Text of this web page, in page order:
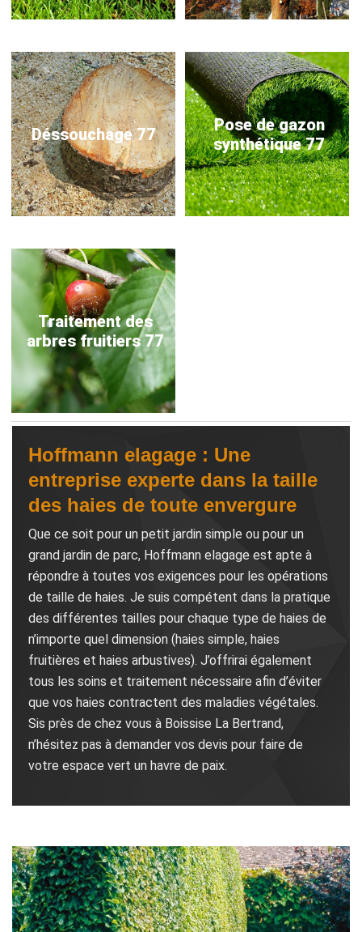
Déssouchage 77
Pose de gazon
synthétique 77
Traitement des
arbres fruitiers 77
Hoffmann elagage : Une
entreprise experte dans la taille
des haies de toute envergure
Que ce soit pour un petit jardin simple ou pour un
grand jardin de parc, Hoffmann elagage est apte à
répondre à toutes vos exigences pour les opérations
de taille de haies. Je suis compétent dans la pratique
des différentes tailles pour chaque type de haies de
n’importe quel dimension (haies simple, haies
fruitières et haies arbustives). J’offrirai également
tous les soins et traitement nécessaire afin d’éviter
que vos haies contractent des maladies végétales.
Sis près de chez vous à Boissise La Bertrand,
n’hésitez pas à demander vos devis pour faire de
votre espace vert un havre de paix.